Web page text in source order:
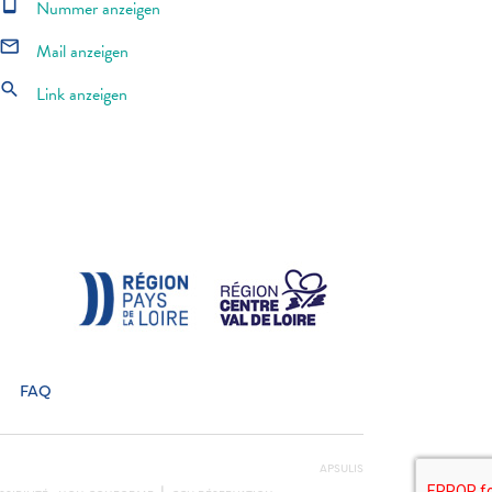
Nummer anzeigen
mail_outline Mail anzeigen
search Link anzeigen
FAQ
APSULIS